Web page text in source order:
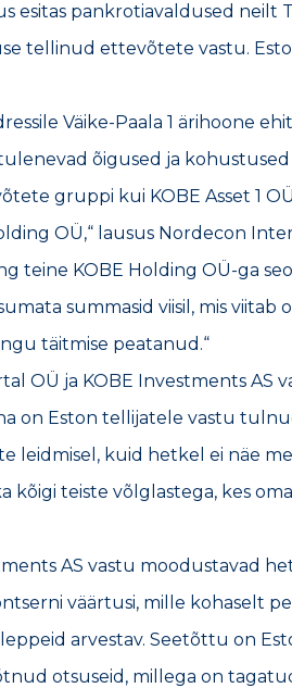
pankrotiavaldused neilt
tellinud ettevõtete vastu.
Väike-Paala 1 ärihoone
õigused ja kohustused
gruppi kui KOBE Asset 1
OÜ,“ lausus Nordecon
teine KOBE Holding OÜ-ga
summasid viisil, mis viitab
täitmise peatanud.“
OÜ ja KOBE Investments AS
on Eston tellijatele vastu
leidmisel, kuid hetkel ei näe
kõigi teiste võlglastega, kes oma
AS vastu moodustavad
väärtusi, mille kohaselt
arvestav. Seetõttu on
otsuseid, millega on